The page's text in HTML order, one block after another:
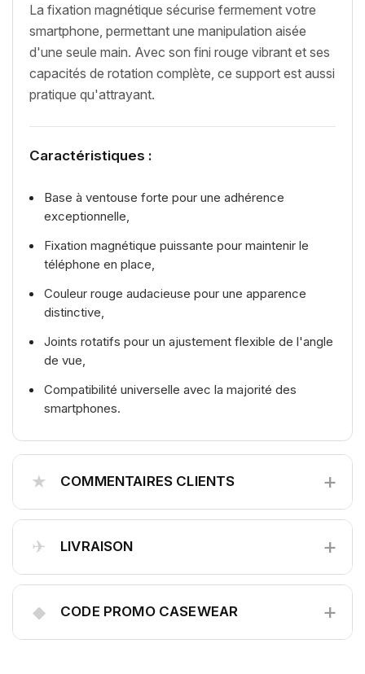
La fixation magnétique sécurise fermement votre
smartphone, permettant une manipulation aisée
d'une seule main. Avec son fini rouge vibrant et ses
capacités de rotation complète, ce support est aussi
pratique qu'attrayant.
Caractéristiques :
Base à ventouse forte pour une adhérence
exceptionnelle,
Fixation magnétique puissante pour maintenir le
téléphone en place,
Couleur rouge audacieuse pour une apparence
distinctive,
Joints rotatifs pour un ajustement flexible de l'angle
de vue,
Compatibilité universelle avec la majorité des
smartphones.
★ COMMENTAIRES CLIENTS +
✈ LIVRAISON +
◆ CODE PROMO CASEWEAR +